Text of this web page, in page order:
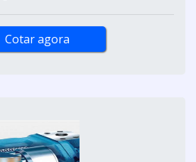
Cotar agora